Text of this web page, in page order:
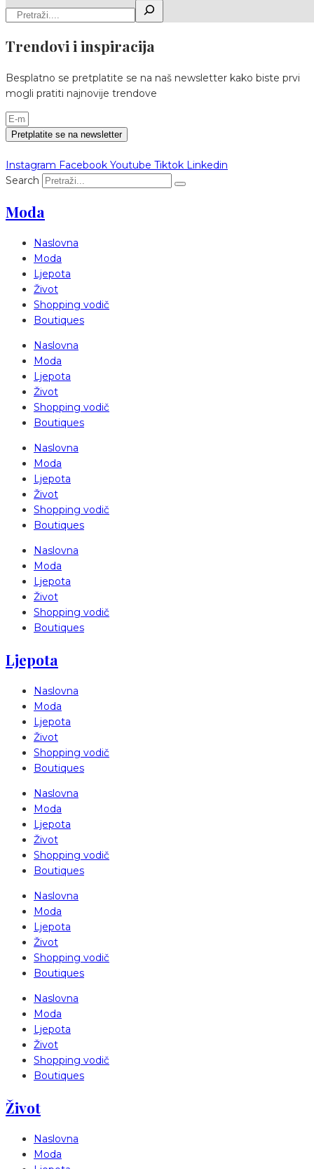
Trendovi i inspiracija
Besplatno se pretplatite se na naš newsletter kako biste prvi
mogli pratiti najnovije trendove
Pretplatite se na newsletter
Instagram Facebook Youtube Tiktok Linkedin
Search
Moda
Naslovna
Moda
Ljepota
Život
Shopping vodič
Boutiques
Naslovna
Moda
Ljepota
Život
Shopping vodič
Boutiques
Naslovna
Moda
Ljepota
Život
Shopping vodič
Boutiques
Naslovna
Moda
Ljepota
Život
Shopping vodič
Boutiques
Ljepota
Naslovna
Moda
Ljepota
Život
Shopping vodič
Boutiques
Naslovna
Moda
Ljepota
Život
Shopping vodič
Boutiques
Naslovna
Moda
Ljepota
Život
Shopping vodič
Boutiques
Naslovna
Moda
Ljepota
Život
Shopping vodič
Boutiques
Život
Naslovna
Moda